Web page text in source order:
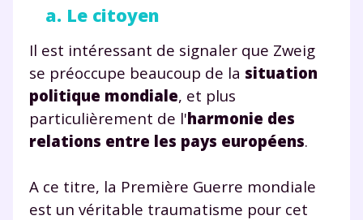
a. Le citoyen
Il est intéressant de signaler que Zweig
se préoccupe beaucoup de la situation
politique mondiale, et plus
particulièrement de l'harmonie des
relations entre les pays européens.
A ce titre, la Première Guerre mondiale
est un véritable traumatisme pour cet